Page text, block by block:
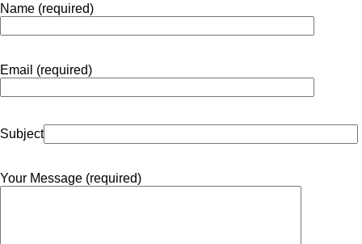
Name (required)
Email (required)
Subject
Your Message (required)